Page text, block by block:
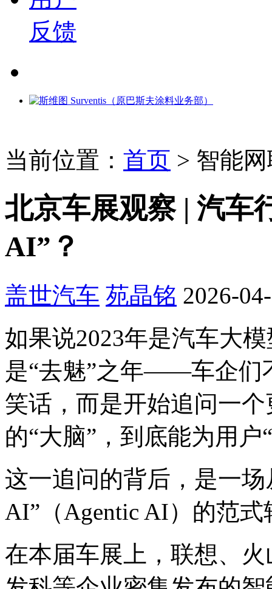
反馈
当前位置： 首页 > 智能
北京车展观察 | 汽车
AI”？
盖世汽车 苑晶铭 2026-
如果说2023年是汽车大
是“去魅”之年——车企们
笑话，而是开始追问一
的“大脑”，到底能为用户
这一追问的背后，是一
AI”（Agentic AI）的范式
在本届车展上，联想、